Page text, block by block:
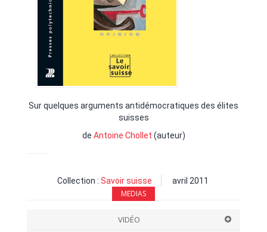
Sur quelques arguments antidémocratiques des élites
suisses
de Antoine Chollet (auteur)
Collection : Savoir suisse avril 2011
MEDIAS
VIDÉO